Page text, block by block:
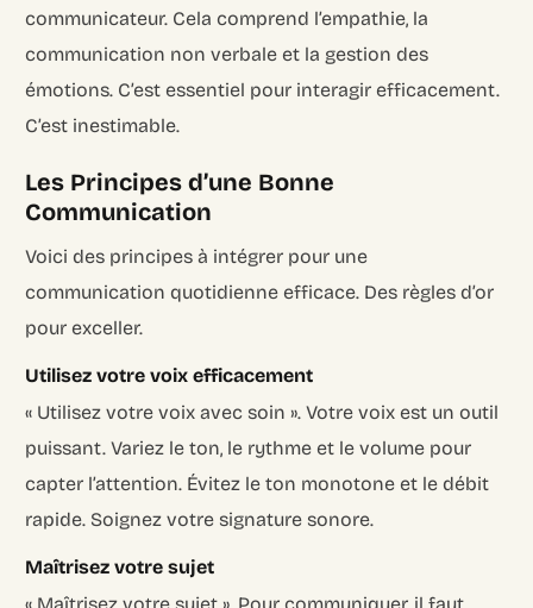
communicateur. Cela comprend l’empathie, la
communication non verbale et la gestion des
émotions. C’est essentiel pour interagir efficacement.
C’est inestimable.
Les Principes d’une Bonne
Communication
Voici des principes à intégrer pour une
communication quotidienne efficace. Des règles d’or
pour exceller.
Utilisez votre voix efficacement
« Utilisez votre voix avec soin ». Votre voix est un outil
puissant. Variez le ton, le rythme et le volume pour
capter l’attention. Évitez le ton monotone et le débit
rapide. Soignez votre signature sonore.
Maîtrisez votre sujet
« Maîtrisez votre sujet ». Pour communiquer, il faut